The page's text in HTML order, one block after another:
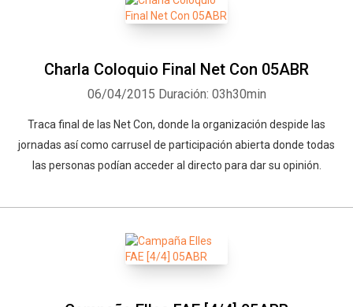
Charla Coloquio Final Net Con 05ABR
06/04/2015 Duración: 03h30min
Traca final de las Net Con, donde la organización despide las
jornadas así como carrusel de participación abierta donde todas
las personas podían acceder al directo para dar su opinión.